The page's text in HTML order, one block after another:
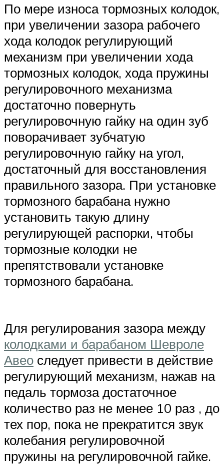
По мере износа тормозных колодок,
при увеличении зазора рабочего
хода колодок регулирующий
механизм при увеличении хода
тормозных колодок, хода пружины
регулировочного механизма
достаточно повернуть
регулировочную гайку на один зуб
поворачивает зубчатую
регулировочную гайку на угол,
достаточный для восстановления
правильного зазора. При установке
тормозного барабана нужно
установить такую длину
регулирующей распорки, чтобы
тормозные колодки не
препятствовали установке
тормозного барабана.
Для регулирования зазора между
колодками и барабаном Шевроле
Авео следует привести в действие
регулирующий механизм, нажав на
педаль тормоза достаточное
количество раз не менее 10 раз , до
тех пор, пока не прекратится звук
колебания регулировочной
пружины на регулировочной гайке.